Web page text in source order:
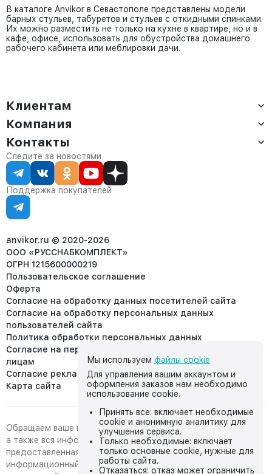
В каталоге Anvikor в Севастополе представлены модели
барных стульев, табуретов и стульев с откидными спинками.
Их можно разместить не только на кухне в квартире, но и в
кафе, офисе, использовать для обустройства домашнего
рабочего кабинета или меблировки дачи.
Клиентам
Доставка
Оплата
Сервис
Статус заказа
Статьи
Компания
О компании
Контакты
Партнёрам
Контакты
Отдел продаж:
8 (800) 234-22-62
corp@anvikor.ru
Ежедневно, с 7:00-19:00 (МСК)
Отдел рекламации:
8 (953) 455-25-61
Следите за новостями
Поддержка покупателей
anvikor.ru © 2020-2026
ООО «РУССНАБКОМПЛЕКТ»
ОГРН 1215600000219
Пользовательское соглашение
Оферта
Согласие на обработку данных посетителей сайта
Согласие на обработку персональных данных
пользователей сайта
Политика обработки персональных данных
Согласие на передачу персональных данных третьим
лицам
Согласие реклама
Карта сайта
Обращаем ваше внимание на то, что данный интернет-сайт,
а также вся информация о товарах и ценах,
предоставленная на нём, носит исключительно
информационный характер и ни при каких условиях не
Мы используем файлы cookie
Для управления вашим аккаунтом и
оформления заказов нам необходимо
использование cookie.
Принять все: включает необходимые
cookie и анонимную аналитику для
улучшения сервиса.
Только необходимые: включает
только основные cookie, нужные для
работы сайта.
Отказаться: отказ может ограничить